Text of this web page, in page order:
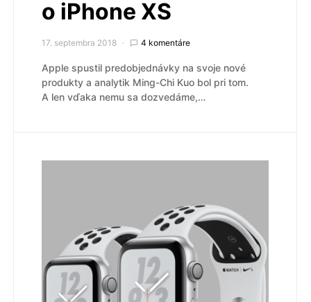
o iPhone XS
17. septembra 2018 4 komentáre
Apple spustil predobjednávky na svoje nové
produkty a analytik Ming-Chi Kuo bol pri tom.
A len vďaka nemu sa dozvedáme,…